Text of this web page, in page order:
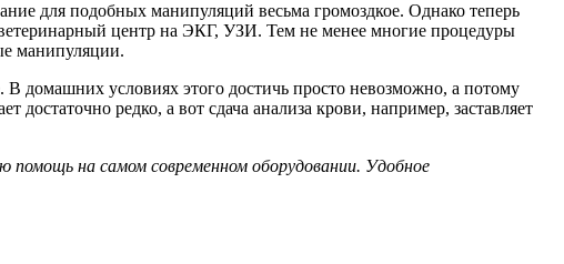
для подобных манипуляций весьма громоздкое. Однако теперь
центр на ЭКГ, УЗИ. Тем не менее многие процедуры
манипуляции.
В домашних условиях этого достичь просто невозможно, а потому
редко, а вот сдача анализа крови, например, заставляет
помощь на самом современном оборудовании. Удобное